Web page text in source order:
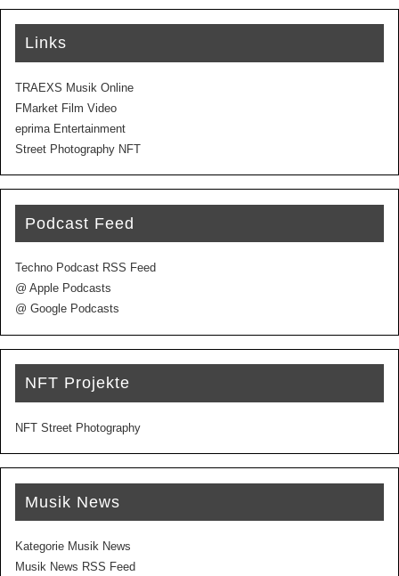
Links
TRAEXS Musik Online
FMarket Film Video
eprima Entertainment
Street Photography NFT
Podcast Feed
Techno Podcast RSS Feed
@ Apple Podcasts
@ Google Podcasts
NFT Projekte
NFT Street Photography
Musik News
Kategorie Musik News
Musik News RSS Feed